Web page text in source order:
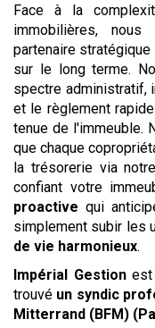
Face à la
immobilières,
partenaire
sur le long terme.
spectre administratif,
et le règlement
tenue de l'immeuble.
que chaque
la trésorerie via notre
confiant votre
proactive qui
simplement subir les
de vie harmonieux.
Impérial Gestionest
trouvé un syndic
Mitterrand (BFM)